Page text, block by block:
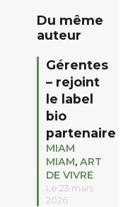
Du même
auteur
Gérentes
– rejoint
le label
bio
partenaire
MIAM
MIAM, ART
DE VIVRE
Le 23 mars
2026